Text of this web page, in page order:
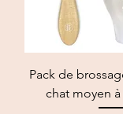
Pack de
chat moyen